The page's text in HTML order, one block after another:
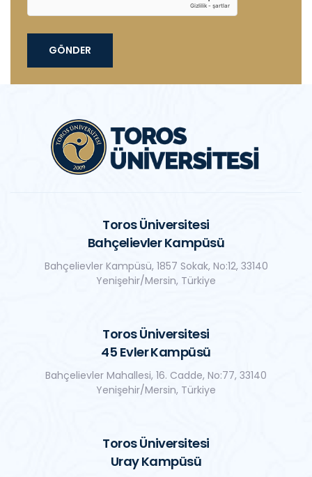
GÖNDER
Toros Üniversitesi
Bahçelievler Kampüsü
Bahçelievler Kampüsü, 1857 Sokak, No:12, 33140
Yenişehir/Mersin, Türkiye
Toros Üniversitesi
45 Evler Kampüsü
Bahçelievler Mahallesi, 16. Cadde, No:77, 33140
Yenişehir/Mersin, Türkiye
Toros Üniversitesi
Uray Kampüsü